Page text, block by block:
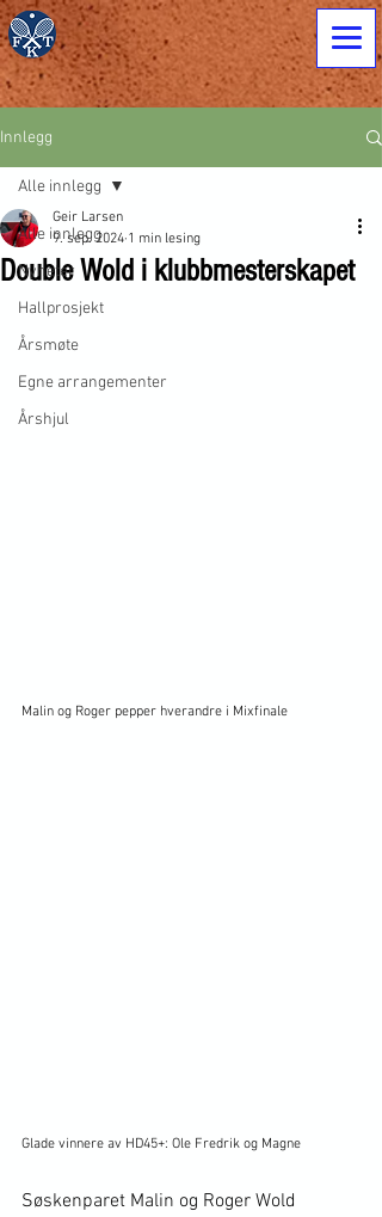
Innlegg
Alle innlegg
Nyheter
Hallprosjekt
Årsmøte
Egne arrangementer
Årshjul
Alle innlegg
Double Wold i klubbmesterskapet
Geir Larsen
9. sep. 2024 1 min lesing
Malin og Roger pepper hverandre i Mixfinale
Glade vinnere av HD45+: Ole Fredrik og Magne
Søskenparet Malin og Roger Wold